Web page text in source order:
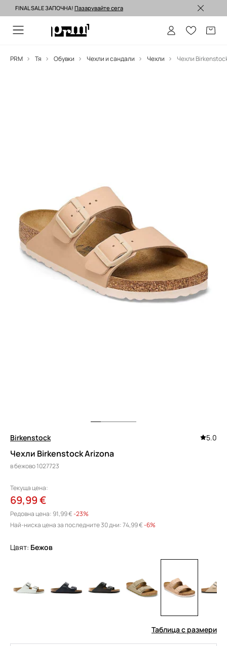
Изпращане до 24 часа >
FINAL SALE ЗАПОЧНА! Пазарувайте сега
PRM Тя Обувки Чехли и сандали Чехли Чехли
Birkenstock 5.0
Чехли Birkenstock Arizona
в бежово 1027723
Текуща цена:
69,99 €
Редовна цена: 91,99 €-23%
Най-ниска цена за последните 30 дни:74,99 € -6%
Цвят: бежов
Таблица с размери